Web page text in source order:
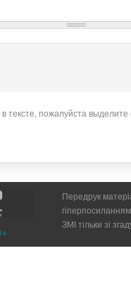
тексте, пожалуйста
Передрук
ЗМІ тільки зі